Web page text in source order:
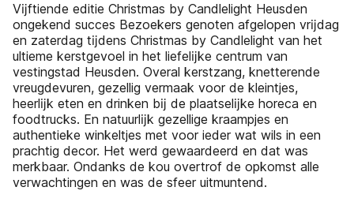
Vĳftiende editie Christmas by Candlelight Heusden
ongekend succes Bezoekers genoten afgelopen vrĳdag
en zaterdag tĳdens Christmas by Candlelight van het
ultieme kerstgevoel in het liefelĳke centrum van
vestingstad Heusden. Overal kerstzang, knetterende
vreugdevuren, gezellig vermaak voor de kleintjes,
heerlĳk eten en drinken bĳ de plaatselĳke horeca en
foodtrucks. En natuurlĳk gezellige kraampjes en
authentieke winkeltjes met voor ieder wat wils in een
prachtig decor. Het werd gewaardeerd en dat was
merkbaar. Ondanks de kou overtrof de opkomst alle
verwachtingen en was de sfeer uitmuntend.